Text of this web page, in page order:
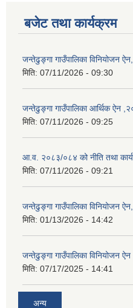
बजेट तथा कार्यक्रम
जन्तेढुङ्गा गाउँपालिका विनियोजन
मिति: 07/11/2026 - 09:30
जन्तेढुङ्गा गाउँपालिका आर्थिक ऐन
मिति: 07/11/2026 - 09:25
आ.व. २०८३/०८४ को नीति तथा
मिति: 07/11/2026 - 09:21
जन्तेढुङ्गा गाउँपालिका विनियोजन
मिति: 01/13/2026 - 14:42
जन्तेढुङ्गा गाउँपालिका विनियोजन
मिति: 07/17/2025 - 14:41
अन्य